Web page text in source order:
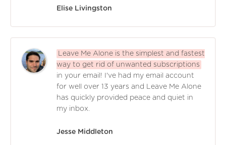
Elise Livingston
Leave Me Alone is the simplest and fastest
way to get rid of unwanted subscriptions
in your email! I've had my email account
for well over 13 years and Leave Me Alone
has quickly provided peace and quiet in
my inbox.
Jesse Middleton